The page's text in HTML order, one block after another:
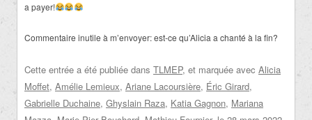
a payer!
Commentaire inutile à m’envoyer: est-ce qu’Alicia a chanté à la fin?
Cette entrée a été publiée dans TLMEP, et marquée avec Alicia
Moffet, Amélie Lemieux, Ariane Lacoursière, Éric Girard,
Gabrielle Duchaine, Ghyslain Raza, Katia Gagnon, Mariana